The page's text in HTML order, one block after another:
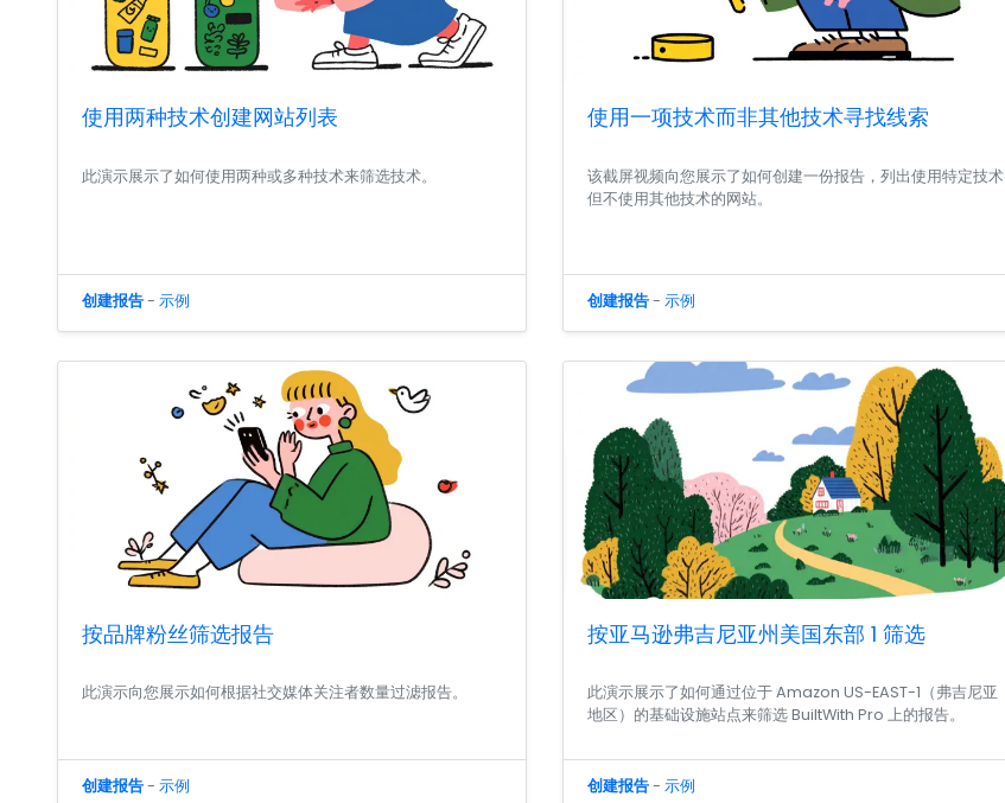
使用两种技术创建网站列表
此演示展示了如何使用两种或多种技术来筛选技术。
创建报告- 示例
使用一项技术而非其他技术寻找线索
该截屏视频向您展示了如何创建一份报告，列出使用特定技术
但不使用其他技术的网站。
创建报告- 示例
按品牌粉丝筛选报告
此演示向您展示如何根据社交媒体关注者数量过滤报告。
创建报告- 示例
按亚马逊弗吉尼亚州美国东部 1 筛选
此演示展示了如何通过位于 Amazon US-EAST-1（弗吉尼亚
地区）的基础设施站点来筛选 BuiltWith Pro 上的报告。
创建报告- 示例